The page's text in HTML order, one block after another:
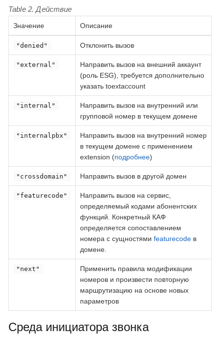
Table 2. Действие
Значение Описание
"denied" Отклонить вызов
"external"
Направить вызов на внешний аккаунт
(роль ESG), требуется дополнительно
указать toextaccount
"internal"
Направить вызов на внутренний или
групповой номер в текущем домене
"internalpbx"
Направить вызов на внутренний номер
в текущем домене с применением
extension (подробнее)
"crossdomain" Направить вызов в другой домен
"featurecode"
Направить вызов на сервис,
определяемый кодами абонентских
функций. Конкретный КАФ
определяется сопоставлением
номера с сущностями featurecodeв
домене.
"next"
Применить правила модификации
номеров и произвести повторную
маршрутизацию на основе новых
параметров
Среда инициатора звонка